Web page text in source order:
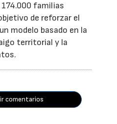
familias
de reforzar el
modelo basado en la
territorial y la
comentarios